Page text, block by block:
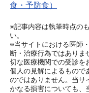
食・予防食）
※記事内容は執筆時点の
い。
※当サイトにおける医師
断・治療行為ではありま
切な医療機関での受診を
個人の見解によるもので
のではありません。当サ
かなる損害についても、